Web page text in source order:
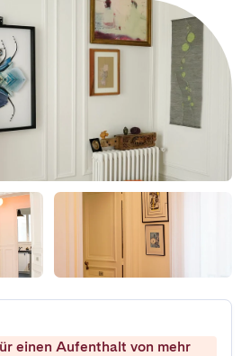
einen Aufenthalt von mehr